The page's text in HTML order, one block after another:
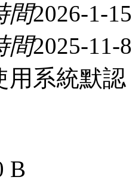
間2026-1-
間2025-11-
用系統默認
B